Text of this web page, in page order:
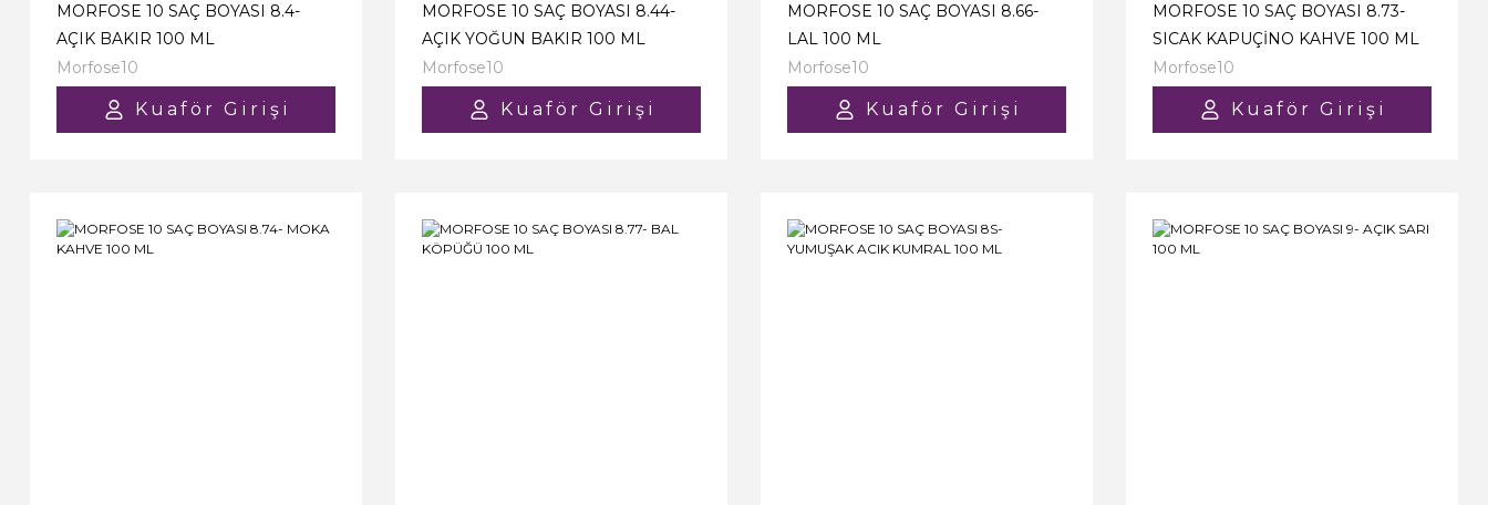
MORFOSE 10 SAÇ BOYASI 8.4-
AÇIK BAKIR 100 ML
Morfose10
Kuaför Girişi
MORFOSE 10 SAÇ BOYASI 8.44-
AÇIK YOĞUN BAKIR 100 ML
Morfose10
Kuaför Girişi
MORFOSE 10 SAÇ BOYASI 8.66-
LAL 100 ML
Morfose10
Kuaför Girişi
MORFOSE 10 SAÇ BOYASI 8.73-
SICAK KAPUÇİNO KAHVE 100 ML
Morfose10
Kuaför Girişi